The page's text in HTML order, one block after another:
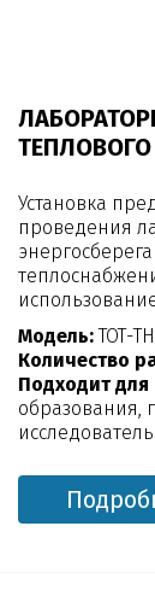
Установка
проведения
Модель:ТОТ-ТН
Количество
Подходит для
образования,